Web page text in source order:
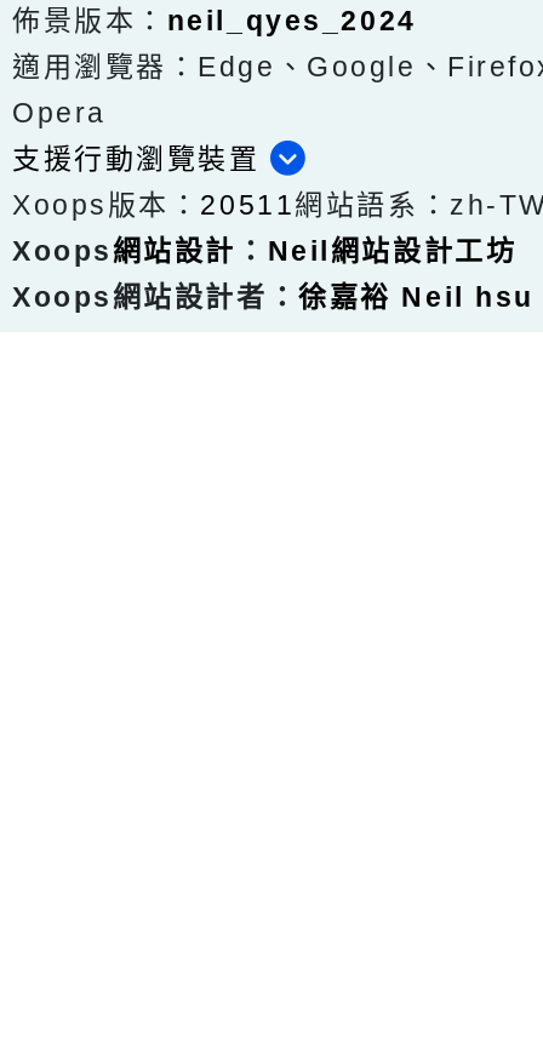
佈景版本： neil_qyes_2024
適用瀏覽器：Edge、Google、
Opera
支援行動瀏覽裝置
Xoops版本： 20511網站語系：zh-
Xoops網站設計 ： Neil網站設計工坊
Xoops網站設計者：徐嘉裕 Neil hsu